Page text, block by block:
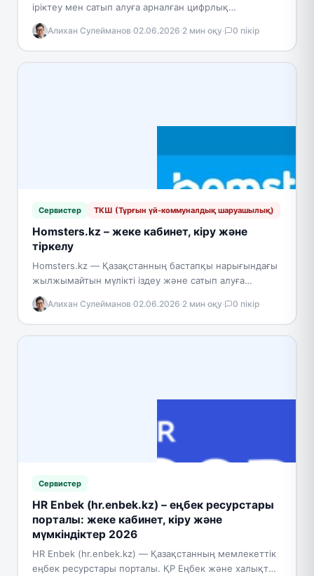
іріктеу мен сатып алуға арналған цифрлық
платформа; бастапқы және екінші реттік тұрғын үй
нарығын қамтиды. Сервис елдің…
Алихан Сулейманов·02.06.2026·2 мин оқу· 0 пікір
Сервистер ТКШ (Тұрғын үй-коммуналдық шаруашылық)
Homsters.kz – жеке кабинет, кіру және
тіркелу
Homsters.kz — Қазақстанның бастапқы нарығындағы
жылжымайтын мүлікті іздеу және сатып алуға
арналған онлайн-платформа. Сервис бүкіл ел
бойынша құрылыс салушылардың ұсыныстарын
біріктіріп, 900-ден…
Алихан Сулейманов·02.06.2026·2 мин оқу· 0 пікір
Сервистер
HR Enbek (hr.enbek.kz) – еңбек ресурстары
порталы: жеке кабинет, кіру және
мүмкіндіктер 2026
HR Enbek (hr.enbek.kz) — Қазақстанның мемлекеттік
еңбек ресурстары порталы. ҚР Еңбек және халықты